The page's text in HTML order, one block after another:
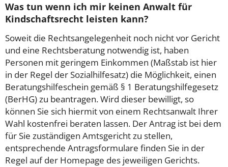
Was tun wenn ich mir keinen Anwalt für
Kindschaftsrecht leisten kann?
Soweit die Rechtsangelegenheit noch nicht vor Gericht
und eine Rechtsberatung notwendig ist, haben
Personen mit geringem Einkommen (Maßstab ist hier
in der Regel der Sozialhilfesatz) die Möglichkeit, einen
Beratungshilfeschein gemäß § 1 Beratungshilfegesetz
(BerHG) zu beantragen. Wird dieser bewilligt, so
können Sie sich hiermit von einem Rechtsanwalt Ihrer
Wahl kostenfrei beraten lassen. Der Antrag ist bei dem
für Sie zuständigen Amtsgericht zu stellen,
entsprechende Antragsformulare finden Sie in der
Regel auf der Homepage des jeweiligen Gerichts.